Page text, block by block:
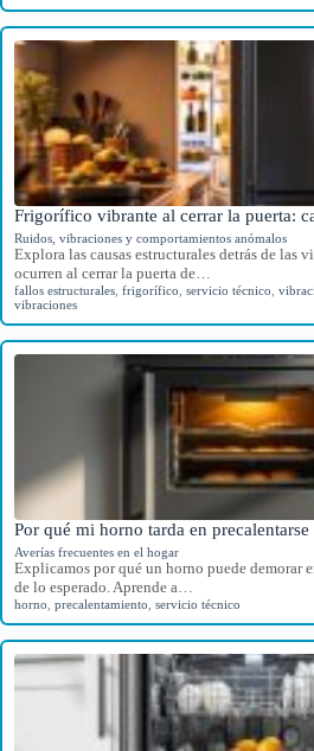
Frigorífico vibrante al cerrar la puerta:
Ruidos, vibraciones y comportamientos anómalos
Explora las causas estructurales detrás de las
ocurren al cerrar la puerta de…
fallos estructurales frigorífico servicio técnico
vibraciones
Por qué mi horno tarda en precalentarse
Averías frecuentes en el hogar
Explicamos por qué un horno puede demorar
de lo esperado. Aprende a…
horno precalentamiento servicio técnico